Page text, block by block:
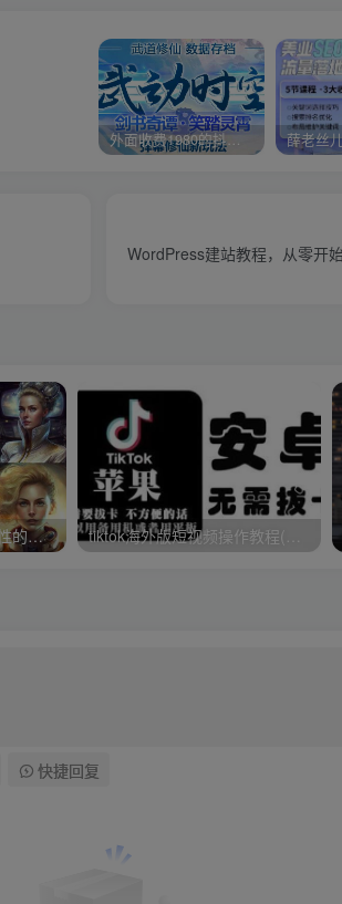
外面收费1980的抖音武动时空直播项目，无需真人出镜，实时互动直播【软件+详细教程】
WordPress建站教程，从零开
Midjourney V4实现连续性的人物创作：漫画，故事，动画操作教程参数设置 tiktok海外版短视频操作教程(苹果/安卓)，帮助国内也能刷海外版抖音
快捷回复